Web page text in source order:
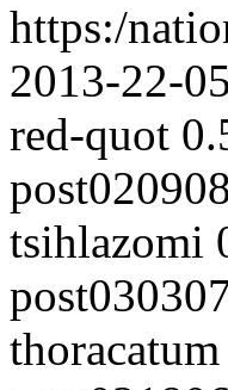
https:/
2013-22-
red-quot
tsihlazomi
thoracatum